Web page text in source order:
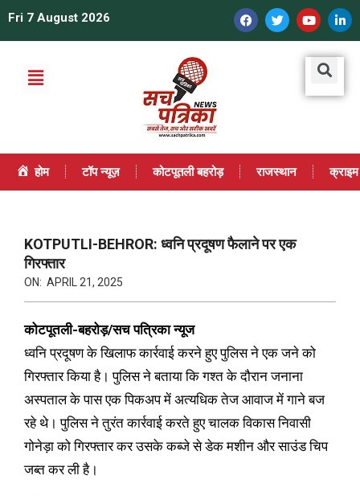
Fri 7 August 2026
होम टॉप न्यूज़ कोटपूतली बहरोड़ राजस्थान क्राइम
KOTPUTLI-BEHROR: ध्वनि प्रदूषण फैलाने पर एक
गिरफ्तार
ON: APRIL 21, 2025
कोटपूतली-बहरोड़/सच पत्रिका न्यूज
ध्वनि प्रदूषण के खिलाफ कार्रवाई करने हुए पुलिस ने एक जने को
गिरफ्तार किया है। पुलिस ने बताया कि गश्त के दौरान जनाना
अस्पताल के पास एक पिकअप में अत्यधिक तेज आवाज में गाने बज
रहे थे। पुलिस ने तुरंत कार्रवाई करते हुए चालक विकास निवासी
गोनेड़ा को गिरफ्तार कर उसके कब्जे से डेक मशीन और साउंड चिप
जब्त कर ली है।